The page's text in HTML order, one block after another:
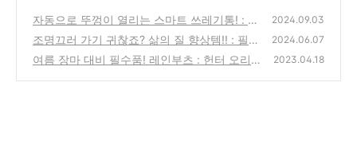
자동으로 뚜껑이 열리는 스마트 쓰레기통! : 한
일 더블 센서 쓰레기통
(6)
2024.09.03
조명끄러 가기 귀찮죠? 삶의 질 향상템!! : 필립
스 휴 스마트 전구 내돈내산 구매 후기
(0)
2024.06.07
여름 장마 대비 필수품! 레인부츠 : 헌터 오리
2023.04.18